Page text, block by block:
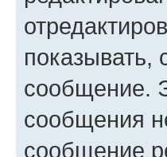
показывать,
сообщение.
сообщения
сообщение